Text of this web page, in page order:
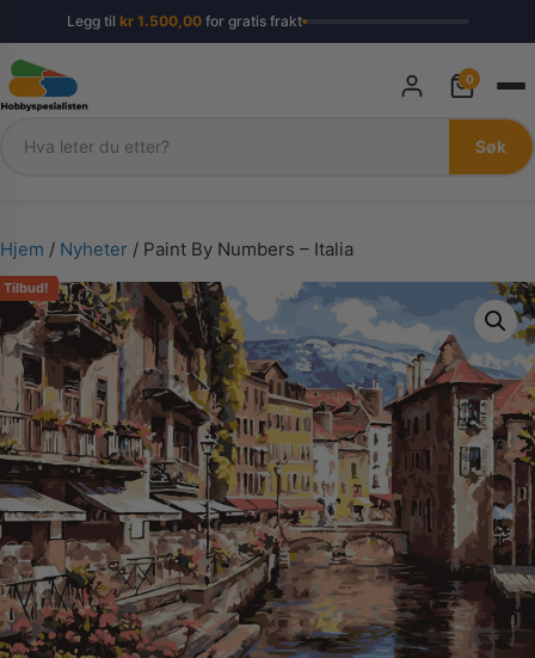
Legg til kr1.500,00for gratis frakt
Søk
Søk
0
Hjem / Nyheter / Paint By Numbers – Italia
Tilbud!